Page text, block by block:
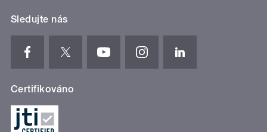
Sledujte nás
Certifikováno